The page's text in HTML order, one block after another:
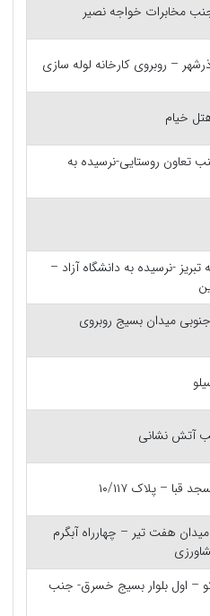
مخابرات خواجه نصیر
– روبروی کارخانه لوله سازی
خیام
تعاون روستایی-نرسیده به
-نرسیده به دانشگاه آزاد –
میدان بسیج روبروی
آتش نشانی
– پلاک ۱۰/۱۱۷
میدان هفت تیر – چهارراه آبگرم
– اول بلوار بسیج خسرق- جنب